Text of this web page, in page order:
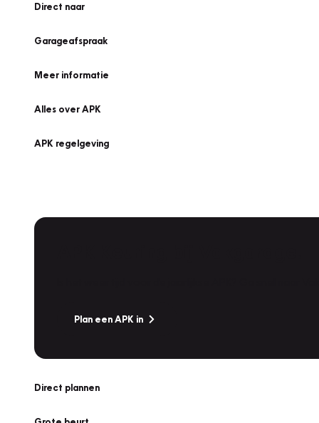
Direct naar
Garageafspraak
Meer informatie
Alles over APK
APK regelgeving
Plan een APK in
Direct plannen